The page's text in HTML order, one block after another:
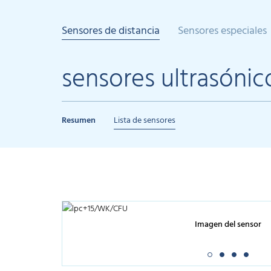
Sensores de distancia Sensores especiales
sensores
Resumen Lista de sensores
Imagen del sensor